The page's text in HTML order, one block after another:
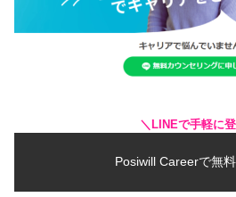
＼LINEで手軽に
Posiwill Careerで無